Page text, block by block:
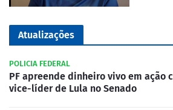
Atualizações
POLICIA FEDERAL
PF apreende dinheiro vivo em ação
vice-líder de Lula no Senado